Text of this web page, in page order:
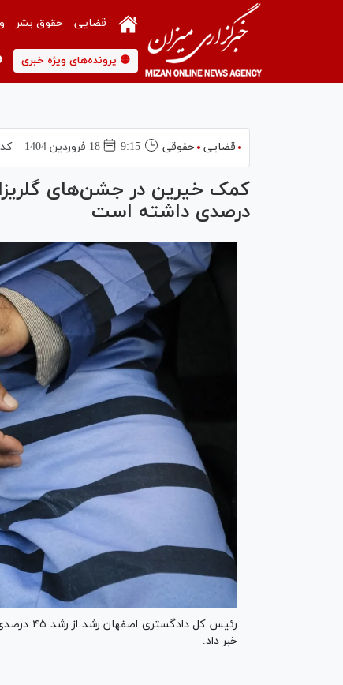
قضایی حقوق بشر
🟡 پرونده‌های ویژه خبری
قضایی حقوقی 9:15 18 فروردين 1404
درصدی داشته است
رئیس کل
خبر داد.